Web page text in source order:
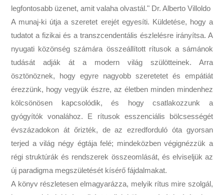
legfontosabb üzenet, amit valaha olvastál." Dr. Alberto Villoldo
A munaj-ki útja a szeretet erejét egyesíti. Küldetése, hogy a
tudatot a fizikai és a transzcendentális észlelésre irányítsa. A
nyugati közönség számára összeállított rítusok a sámánok
tudását adják át a modern világ szülötteinek. Arra
ösztönöznek, hogy egyre nagyobb szeretetet és empátiát
érezzünk, hogy vegyük észre, az életben minden mindenhez
kölcsönösen kapcsolódik, és hogy csatlakozzunk a
gyógyítók vonalához. E rítusok esszenciális bölcsességét
évszázadokon át őrizték, de az ezredforduló óta gyorsan
terjed a világ négy égtája felé; mindeközben végignézzük a
régi struktúrák és rendszerek összeomlását, és elviseljük az
új paradigma megszületését kísérő fájdalmakat.
A könyv részletesen elmagyarázza, melyik rítus mire szolgál,